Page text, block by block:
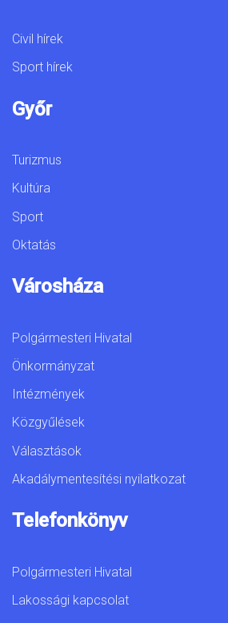
Civil hírek
Sport hírek
Győr
Turizmus
Kultúra
Sport
Oktatás
Városháza
Polgármesteri Hivatal
Önkormányzat
Intézmények
Közgyűlések
Választások
Akadálymentesítési nyilatkozat
Telefonkönyv
Polgármesteri Hivatal
Lakossági kapcsolat